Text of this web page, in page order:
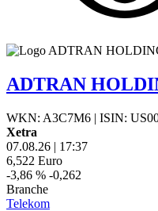
ADTRAN
WKN: A3C7M6 | ISIN:
Xetra
07.08.26 | 17:37
6,522 Euro
-3,86 % -0,262
Branche
Telekom